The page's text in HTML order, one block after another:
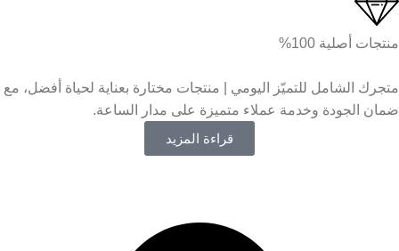
منتجات أصلية 100%
متجرك الشامل للتميّز اليومي | منتجات مختارة بعناية لحياة أفضل، مع
ضمان الجودة وخدمة عملاء متميزة على مدار الساعة.
قراءة المزيد